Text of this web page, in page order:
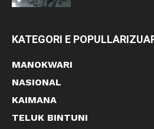
KATEGORI E
MANOKWARI
NASIONAL
KAIMANA
TELUK BINTUNI